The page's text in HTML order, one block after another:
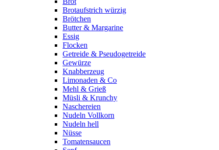
Brotaufstrich würzig
Brötchen
Butter & Margarine
Essig
Flocken
Getreide & Pseudogetreide
Gewürze
Knabberzeug
Limonaden & Co
Mehl & Grieß
Müsli & Krunchy
Naschereien
Nudeln Vollkorn
Nudeln hell
Nüsse
Tomatensaucen